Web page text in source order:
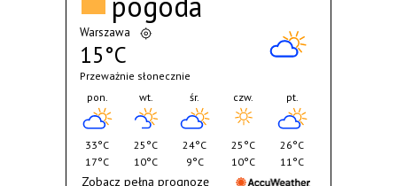
Warszawa
15°C
Przeważnie słonecznie
pon.
33°C
17°C
wt.
25°C
10°C
śr.
24°C
9°C
czw.
25°C
10°C
pt.
26°C
11°C
Zobacz pełną prognozę